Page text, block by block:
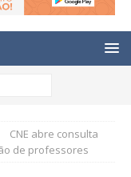
CNE abre consulta
de professores